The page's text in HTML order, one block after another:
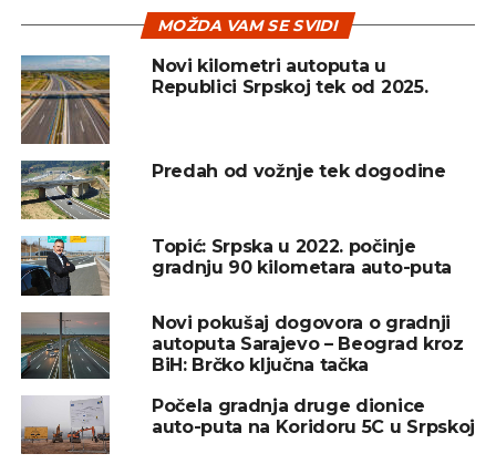
predstavnicima vlasti na nivou entiteta, sa
direktorima republičkih “Autoputeva” i federalnih
“Autocesta” na čelu, usaglasili koridore koji će
prolaziti kroz distrikt.
Zavod za planiranje, projektovanje i razvoj Brčko
distrikta je tada, kako je rečeno, dobio zaduženje
da izradi zvanični prijedlog rješenja.
Direktor Zavoda Ismet Dedeić kaže da su nakon
septembarskog sastanka, na kojem je bilo nekih
korekcija na dijelu trase, sugestije unijeli u
izmijenjeni prijedlog koji je poslat, u vidu
obavještenja, nadležnim institucijama za
autoputeve u RS i FBiH.
MOŽDA VAM SE SVIDI
Novi kilometri autoputa u
Republici Srpskoj tek od 2025.
Predah od vožnje tek dogodine
Topić: Srpska u 2022. počinje
gradnju 90 kilometara auto-puta
Novi pokušaj dogovora o gradnji
autoputa Sarajevo – Beograd kroz
BiH: Brčko ključna tačka
Počela gradnja druge dionice
auto-puta na Koridoru 5C u Srpskoj